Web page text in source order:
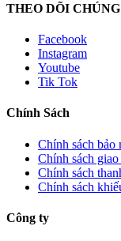
THEO DÕI
Facebook
Instagram
Youtube
Tik Tok
Chính Sách
Chính sách bảo
Chính sách giao
Chính sách
Chính sách
Công ty